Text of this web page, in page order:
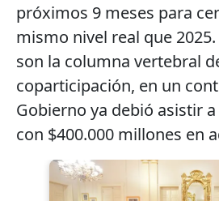
próximos 9 meses para
mismo nivel real que
son la columna vertebral
coparticipación, en un
Gobierno ya debió asistir
con $400.000 millones en